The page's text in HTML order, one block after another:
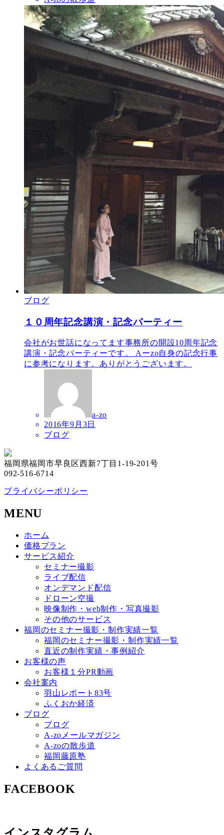
ブログ
１０周年記念講演・記念パーティー
会社がお世話になってます事務所の開設10周年記念
講演・記念パーティーです。 Aーzo自身の記念行事
に参考になります。ありがとうございます。
a-zo
2016年9月3日
ブログ
福岡県福岡市早良区西新7丁目1-19-201号
092-516-6714
プライバシーポリシー
MENU
ホーム
価格プラン
サービス紹介
セミナー撮影
ライブ配信
オンデマンド配信
ドローン空撮
映像制作・web制作・写真撮影
その他のサービス
福岡のセミナー撮影・制作実績一覧
福岡のセミナー撮影・制作実績一覧
直近の制作実績・事例紹介
お客様の声
お客様１分PR動画
会社案内
羽山レポート83号
ふくおか経済
ブログ
ブログ
A-zoメールマガジン
A-zoの散歩道
福岡藤原塾
よくあるご質問
FACEBOOK